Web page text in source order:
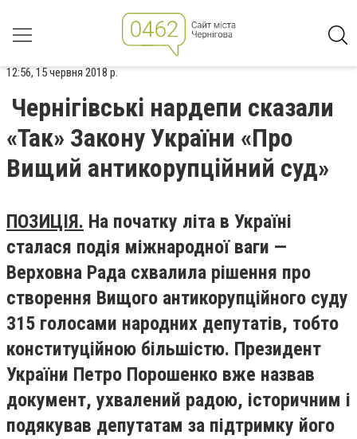
12:56, 15 червня 2018 р.
Чернігівські нардепи сказали
«Так» Закону України «Про
Вищий антикорупційний суд»
ПОЗИЦІЯ. На початку літа в Україні
сталася подія міжнародної ваги —
Верховна Рада схвалила рішення про
створення Вищого антикорупційного суду
315 голосами народних депутатів, тобто
конституційною більшістю. Президент
України Петро Порошенко вже назвав
документ, ухвалений радою, історичним і
подякував депутатам за підтримку його